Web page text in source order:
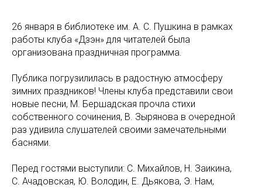
26 января в библиотеке им. А. С. Пушкина в рамках
работы клуба «Дзэн» для читателей была
организована праздничная программа.
Публика погрузилилась в радостную атмосферу
зимних праздников! Члены клуба представили свои
новые песни, М. Бершадская прочла стихи
собственного сочинения, В. Зырянова в очередной
раз удивила слушателей своими замечательными
баснями.
Перед гостями выступили: С. Михайлов, Н. Заикина,
С. Ачадовская, Ю. Володин, Е. Дьякова, Э. Нам,